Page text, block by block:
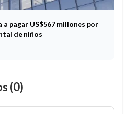
pagar US$567 millones por
de niños
(0)